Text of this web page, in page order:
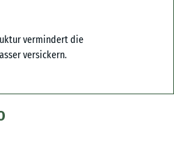
vermindert die
versickern.